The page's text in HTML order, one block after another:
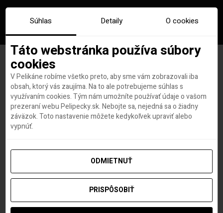
Značka:rafting
Súhlas Detaily O cookies
Táto webstránka používa súbory
cookies
V Pelikáne robíme všetko preto, aby sme vám zobrazovali iba
obsah, ktorý vás zaujíma. Na to ale potrebujeme súhlas s
využívaním cookies. Tým nám umožníte používať údaje o vašom
prezeraní webu Pelipecky.sk. Nebojte sa, nejedná sa o žiadny
záväzok. Toto nastavenie môžete kedykoľvek upraviť alebo
vypnúť.
ODMIETNUŤ
PRISPÔSOBIŤ